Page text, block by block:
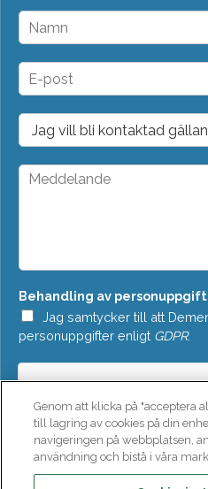
N
n
E
o
t
*
D
p
M
a
d
e
*
Behandling av
Jag samtycker till att
personuppgifter enligt GDPR.
Genom att klicka på "acceptera
till lagring av cookies på din
navigeringen på webbplatsen,
användning och bistå i våra